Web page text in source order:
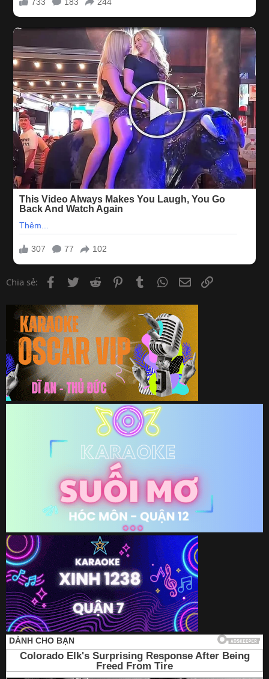
Chia sẻ: Facebook
Twitter Reddit PinterestTumblr WhatsApp
Email